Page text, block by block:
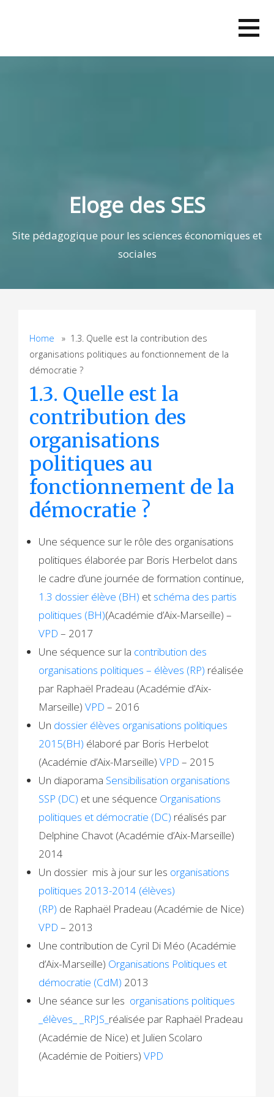
Eloge des SES
Site pédagogique pour les sciences économiques et
sociales
Home » 1.3. Quelle est la contribution des
organisations politiques au fonctionnement de la
démocratie ?
1.3. Quelle est la
contribution des
organisations
politiques au
fonctionnement de la
démocratie ?
Une séquence sur le rôle des organisations
politiques élaborée par Boris Herbelot dans
le cadre d’une journée de formation continue,
1.3 dossier élève (BH) et schéma des partis
politiques (BH)(Académie d’Aix-Marseille) –
VPD – 2017
Une séquence sur la contribution des
organisations politiques – élèves (RP) réalisée
par Raphaël Pradeau (Académie d’Aix-
Marseille)VPD – 2016
Un dossier élèves organisations politiques
2015(BH) élaboré par Boris Herbelot
(Académie d’Aix-Marseille)VPD – 2015
Un diaporama Sensibilisation organisations
SSP (DC) et une séquence Organisations
politiques et démocratie (DC) réalisés par
Delphine Chavot (Académie d’Aix-Marseille)
2014
Un dossier mis à jour sur les organisations
politiques 2013-2014 (élèves)
(RP) de Raphaël Pradeau (Académie de Nice)
VPD – 2013
Une contribution de Cyril Di Méo (Académie
d’Aix-Marseille) Organisations Politiques et
démocratie (CdM) 2013
Une séance sur les organisations politiques
_élèves_ _RPJS_ réalisée par Raphaël Pradeau
(Académie de Nice) et Julien Scolaro
(Académie de Poitiers)VPD